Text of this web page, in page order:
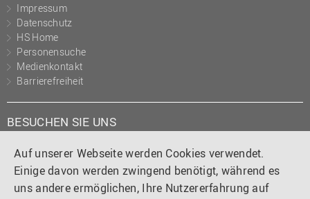
Auf unserer Webseite werden Cookies verwendet.
Einige davon werden zwingend benötigt, während es
uns andere ermöglichen, Ihre Nutzererfahrung auf
Studium und Lehre
Transfer- und
Innovationsmanagement
Impressum
Datenschutz
HS Home
Personensuche
Medienkontakt
Barrierefreiheit
BESUCHEN SIE UNS
Instagram
TiktokLinkedIn
YouTube
Facebook